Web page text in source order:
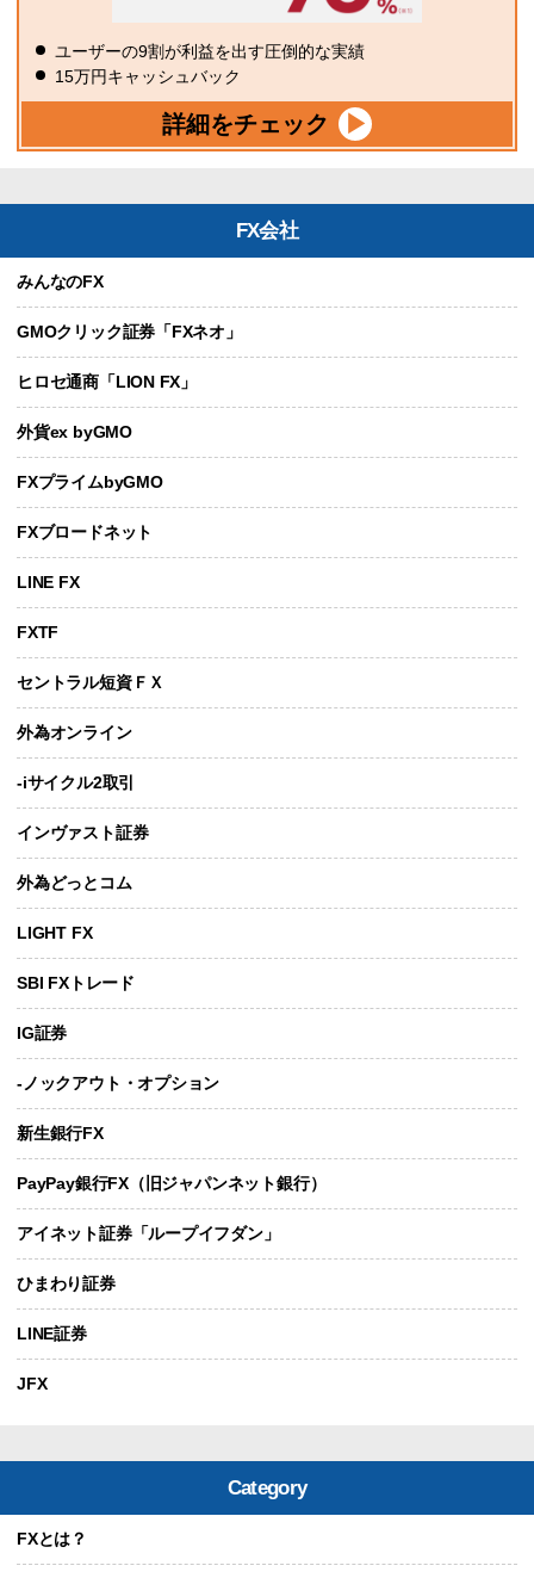
ユーザーの9割が利益を出す圧倒的な実績
15万円キャッシュバック
詳細をチェック
FX会社
みんなのFX
GMOクリック証券「FXネオ」
ヒロセ通商「LION FX」
外貨ex byGMO
FXプライムbyGMO
FXブロードネット
LINE FX
FXTF
セントラル短資ＦＸ
外為オンライン
-iサイクル2取引
インヴァスト証券
外為どっとコム
LIGHT FX
SBI FXトレード
IG証券
-ノックアウト・オプション
新生銀行FX
PayPay銀行FX（旧ジャパンネット銀行）
アイネット証券「ループイフダン」
ひまわり証券
LINE証券
JFX
Category
FXとは？